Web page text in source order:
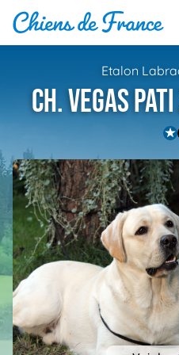
et
Étalons
Chiens
..
Services
..
Assurances
Etalon
CH. VEGAS